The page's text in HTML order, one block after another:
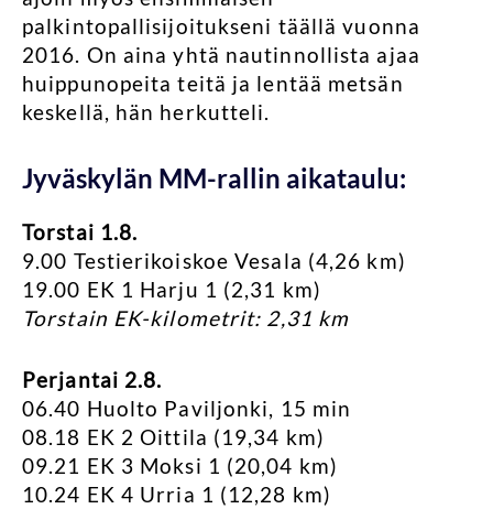
palkintopallisijoitukseni täällä vuonna
2016. On aina yhtä nautinnollista ajaa
huippunopeita teitä ja lentää metsän
keskellä, hän herkutteli.
Jyväskylän MM-rallin aikataulu:
Torstai 1.8.
9.00 Testierikoiskoe Vesala (4,26 km)
19.00 EK 1 Harju 1 (2,31 km)
Torstain EK-kilometrit: 2,31 km
Perjantai 2.8.
06.40 Huolto Paviljonki, 15 min
08.18 EK 2 Oittila (19,34 km)
09.21 EK 3 Moksi 1 (20,04 km)
10.24 EK 4 Urria 1 (12,28 km)